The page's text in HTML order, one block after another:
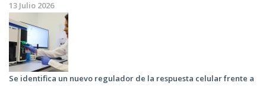
13 Julio 2026
Se identifica un nuevo regulador de la respuesta celular frente a